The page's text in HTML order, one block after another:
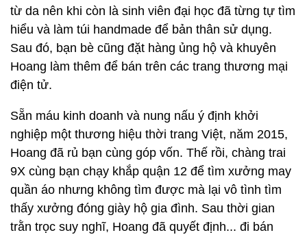
từ da nên khi còn là sinh viên đại học đã từng tự tìm
hiểu và làm túi handmade để bản thân sử dụng.
Sau đó, bạn bè cũng đặt hàng ủng hộ và khuyên
Hoang làm thêm để bán trên các trang thương mại
điện tử.
Sẵn máu kinh doanh và nung nấu ý định khởi
nghiệp một thương hiệu thời trang Việt, năm 2015,
Hoang đã rủ bạn cùng góp vốn. Thế rồi, chàng trai
9X cùng bạn chạy khắp quận 12 để tìm xưởng may
quần áo nhưng không tìm được mà lại vô tình tìm
thấy xưởng đóng giày hộ gia đình. Sau thời gian
trằn trọc suy nghĩ, Hoang đã quyết định... đi bán